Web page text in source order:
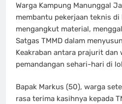
Warga Kampung Manunggal
membantu pekerjaan teknis di
mengangkut material,
Satgas TMMD dalam
Keakraban antara prajurit dan
pemandangan sehari-hari di
Bapak Markus (50), warga
rasa terima kasihnya kepada